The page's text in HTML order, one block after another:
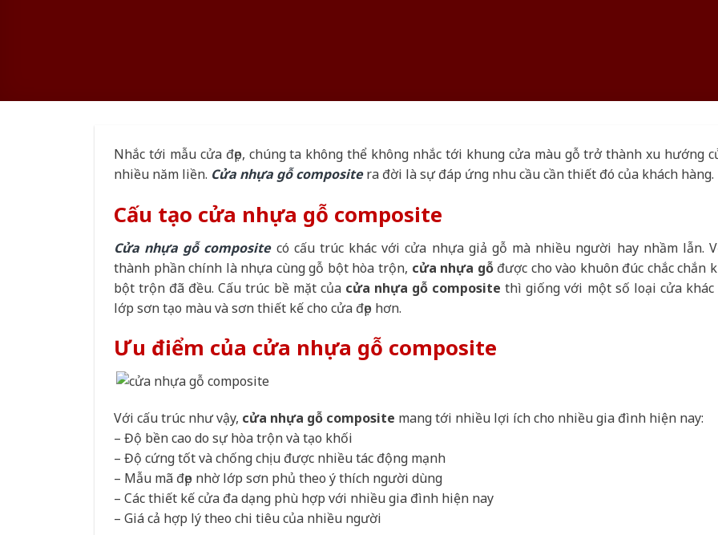
Nhắc tới mẫu cửa đẹp, chúng ta không thể không nhắc tới khung cửa màu gỗ trở thành xu hướng
nhiều năm liền. Cửa nhựa gỗ compositera đời là sự đáp ứng nhu cầu cần thiết đó của khách hàng.
Cấu tạo cửa nhựa gỗ composite
Cửa nhựa gỗ composite có cấu trúc khác với cửa nhựa giả gỗ mà nhiều người hay nhầm lẫn.
thành phần chính là nhựa cùng gỗ bột hòa trộn, cửa nhựa gỗ được cho vào khuôn đúc chắc chắn
bột trộn đã đều. Cấu trúc bề mặt của cửa nhựa gỗ compositethì giống với một số loại cửa khác
lớp sơn tạo màu và sơn thiết kế cho cửa đẹp hơn.
Ưu điểm của cửa nhựa gỗ composite
Với cấu trúc như vậy, cửa nhựa gỗ composite mang tới nhiều lợi ích cho nhiều gia đình hiện nay:
– Độ bền cao do sự hòa trộn và tạo khối
– Độ cứng tốt và chống chịu được nhiều tác động mạnh
– Mẫu mã đẹp nhờ lớp sơn phủ theo ý thích người dùng
– Các thiết kế cửa đa dạng phù hợp với nhiều gia đình hiện nay
– Giá cả hợp lý theo chi tiêu của nhiều người